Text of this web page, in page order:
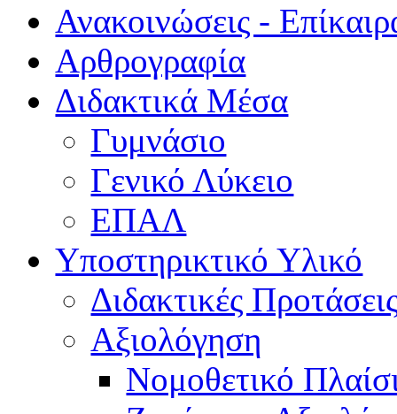
Ανακοινώσεις -
Αρθρογραφία
Διδακτικά Μέσα
Γυμνάσιο
Γενικό Λύκειο
ΕΠΑΛ
Υποστηρικτικό Υλικό
Διδακτικές
Αξιολόγηση
Νομοθετικό